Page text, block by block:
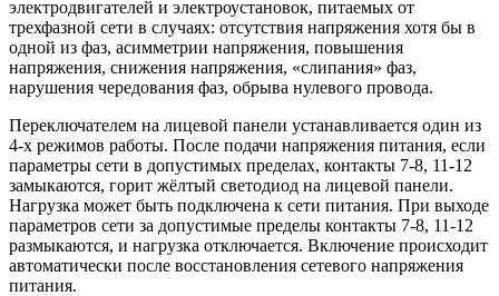
электродвигателей и электроустановок, питаемых от
трехфазной сети в случаях: отсутствия напряжения хотя бы в
одной из фаз, асимметрии напряжения, повышения
напряжения, снижения напряжения, «слипания» фаз,
нарушения чередования фаз, обрыва нулевого провода.
Переключателем на лицевой панели устанавливается один из
4-х режимов работы. После подачи напряжения питания, если
параметры сети в допустимых пределах, контакты 7-8, 11-12
замыкаются, горит жёлтый светодиод на лицевой панели.
Нагрузка может быть подключена к сети питания. При выходе
параметров сети за допустимые пределы контакты 7-8, 11-12
размыкаются, и нагрузка отключается. Включение происходит
автоматически после восстановления сетевого напряжения
питания.